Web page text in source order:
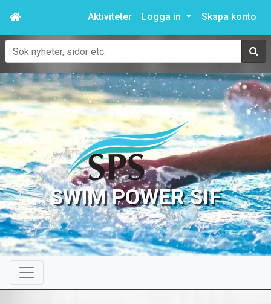
Aktiviteter Logga in Skapa konto
Sök
SWIM POWER SIF